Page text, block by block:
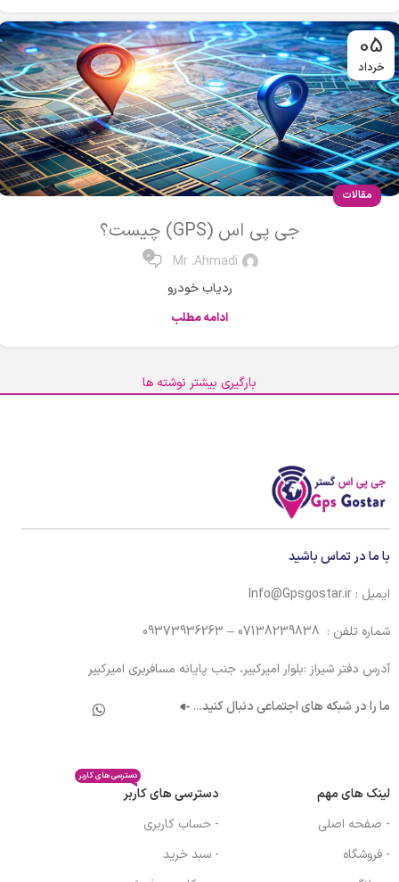
05
خرداد
مقالات
جی پی اس (GPS) چیست؟
Mr .Ahmadi
0
ردیاب خودرو
ادامه مطلب
بارگیری بیشتر نوشته ها
با ما در تماس باشید
ایمیل : Info@Gpsgostar.ir
شماره تلفن : 07138239838 – 09373936263
آدرس دفتر شیراز :بلوار امیرکبیر، جنب پایانه مسافربری امیرکبیر
ما را در شبکه های اجتماعی دنبال کنید...
لینک های مهم
- صفحه اصلی
- فروشگاه
دسترسی های کاربر
دسترسی های کاربر
- حساب کاربری
- سبد خرید